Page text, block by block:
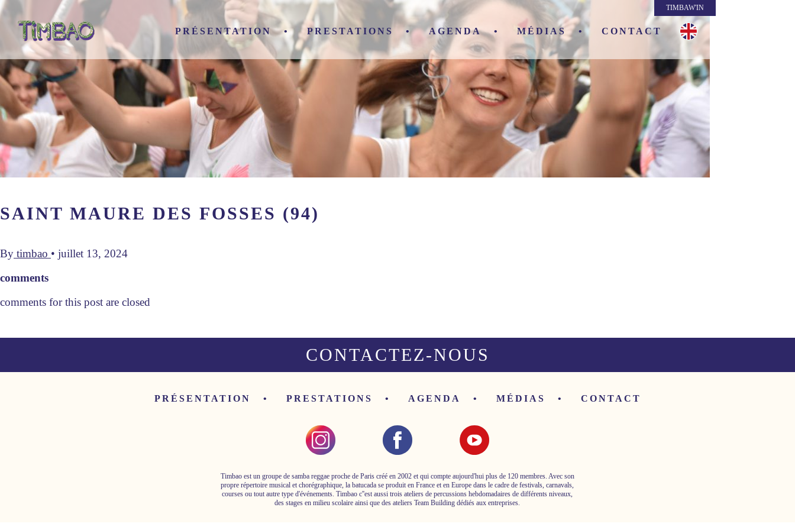
TIMBAW'IN
PRÉSENTATION PRESTATIONS AGENDA MÉDIAS CONTACT
SAINT MAURE DES FOSSES (94)
By timbao • juillet 13, 2024
comments
comments for this post are closed
CONTACTEZ-NOUS
PRÉSENTATION PRESTATIONS AGENDA MÉDIAS CONTACT
Timbao est un groupe de samba reggae proche de Paris créé en 2002 et qui compte aujourd'hui plus de 120 membres. Avec son
propre répertoire musical et chorégraphique, la batucada se produit en France et en Europe dans le cadre de festivals, carnavals,
courses ou tout autre type d'événements. Timbao c''est aussi trois ateliers de percussions hebdomadaires de différents niveaux,
des stages en milieu scolaire ainsi que des ateliers Team Building dédiés aux entreprises.